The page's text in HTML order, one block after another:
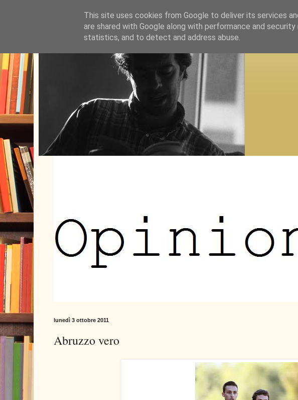
lunedì 3 ottobre 2011
Abruzzo vero
This site uses cookies from Google to deliver its services
are shared with Google along with performance and
statistics, and to detect and address abuse.